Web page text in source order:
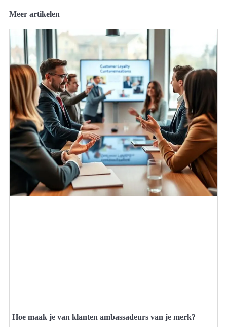
Meer artikelen
Hoe maak je van klanten ambassadeurs van je merk?